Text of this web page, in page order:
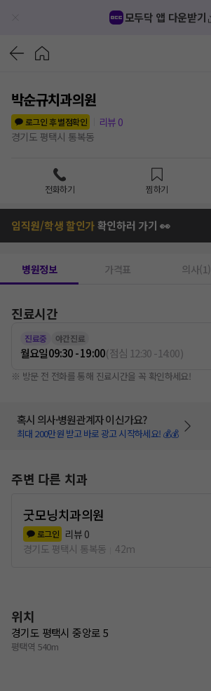
모두닥 앱 다운받기
박순규치과의원
로그인 후 별점확인
리뷰 0
경기도 평택시 통복동
전화하기 찜하기
임직원/학생 할인가확인하러 가기 👀
병원정보 가격표 의사(1)
진료시간
진료중 야간진료
월요일09:30 - 19:00(점심 12:30-14:00)
※ 방문 전 전화를 통해 진료시간을 꼭 확인하세요!
혹시 의사·병원관계자 이신가요?
최대 200만원 받고 바로 광고 시작하세요! 💰💰
주변 다른 치과
굿모닝치과의원
로그인 리뷰 0
경기도 평택시 통복동
42m
위치
경기도 평택시 중앙로 5
평택역 540m